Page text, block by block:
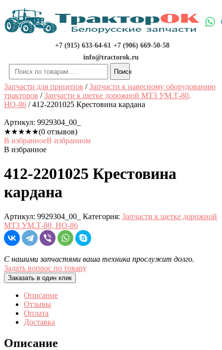
Перейти
содержимому
+7 (915) 633-64-61 +7 (906) 669-50-58
info@tractorok.ru
Искать:
Поиск
Запчасти для прицепов /Запчасти к навесному оборудованию
тракторов /Запчасти к щетке дорожной МТЗ УМ.Т-80,
НО-86 / 412-2201025 Крестовина кардана
Артикул: 9929304_00_
★★★★★(0 отзывов)
В избранноеВ избранном
В избранное
412-2201025 Крестовина
кардана
Артикул: 9929304_00_ Категория: Запчасти к щетке дорожной
МТЗ УМ.Т-80, НО-86
С нашими запчастями ваша техника прослужит долго.
Задать вопрос по товару
Заказать в один клик
Описание
Отзывы
Оплата
Доставка
Описание